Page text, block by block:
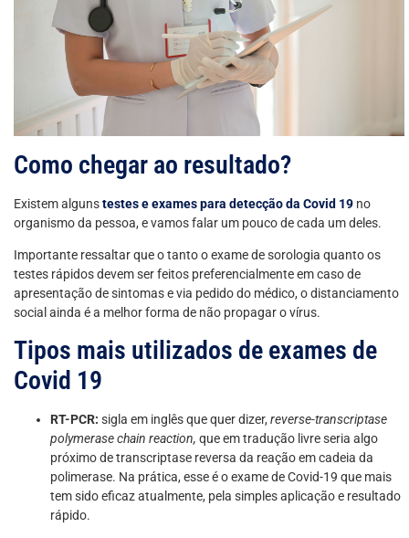
Como chegar ao resultado?
Existem algunstestes e exames para detecção da Covid 19 no
organismo da pessoa, e vamos falar um pouco de cada um deles.
Importante ressaltar que o tanto o exame de sorologia quanto os
testes rápidos devem ser feitos preferencialmente em caso de
apresentação de sintomas e via pedido do médico, o distanciamento
social ainda é a melhor forma de não propagar o vírus.
Tipos mais utilizados de exames de
Covid 19
RT-PCR: sigla em inglês que quer dizer, reverse-transcriptase
polymerase chain reaction, que em tradução livre seria algo
próximo de transcriptase reversa da reação em cadeia da
polimerase. Na prática, esse é o exame de Covid-19 que mais
tem sido eficaz atualmente, pela simples aplicação e resultado
rápido.